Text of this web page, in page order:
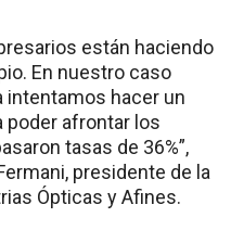
están haciendo
En nuestro caso
intentamos hacer un
poder afrontar los
tasas de 36%”,
presidente de la
Ópticas y Afines.